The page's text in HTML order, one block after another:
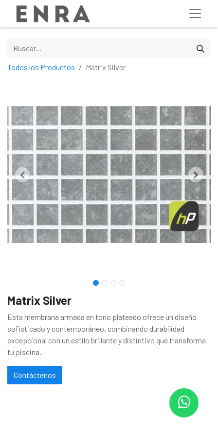
Todos los Productos Matrix Silver
Matrix Silver
Esta membrana armada en tono plateado ofrece un diseño
sofisticado y contemporáneo, combinando durabilidad
excepcional con un estilo brillante y distintivo que transforma
tu piscina.
Contáctenos